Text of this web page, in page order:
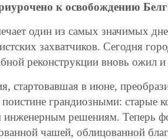
к освобождению
один из самых значимых
захватчиков. Сегодня
реконструкции вновь ожил
стартовавшая в июне,
грандиозными: старые
решениям. Теперь
чашей, облицованной